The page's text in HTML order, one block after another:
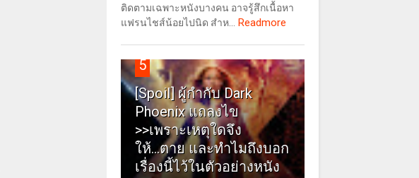
ติดตามเฉพาะหนังบางคน อาจรู้สึกเนื้อหา
แฟรนไชส์น้อยไปนิด สำห...
Readmore
5
[Spoil] ผู้กำกับ Dark
Phoenix แถลงไข
>>เพราะเหตุใดจึง
ให้...ตาย และทำไมถึงบอก
เรื่องนี้ไว้ในตัวอย่างหนัง